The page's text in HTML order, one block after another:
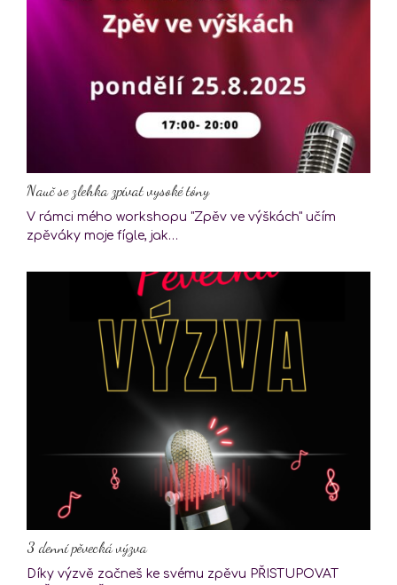
Nauč se zlehka zpívat vysoké tóny
V rámci mého workshopu "Zpěv ve výškách" učím
zpěváky moje fígle, jak…
3 denní pěvecká výzva
Díky výzvě začneš ke svému zpěvu PŘISTUPOVAT